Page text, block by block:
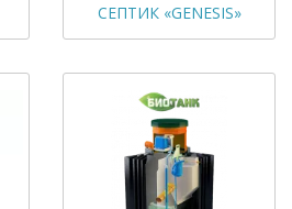
СЕПТИК «GENESIS»